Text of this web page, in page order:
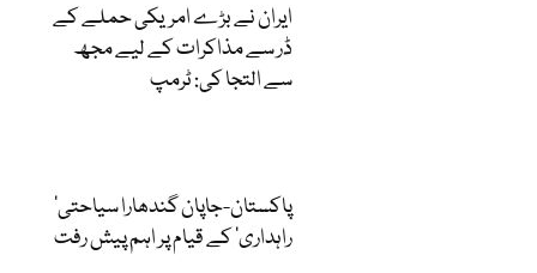
ایران نے بڑے امریکی حملے کے
ڈر سے مذاکرات کے لیے مجھ
سے التجا کی: ٹرمپ
‘پاکستان-جاپان گندھارا سیاحتی
راہداری’ کے قیام پر اہم پیش رفت